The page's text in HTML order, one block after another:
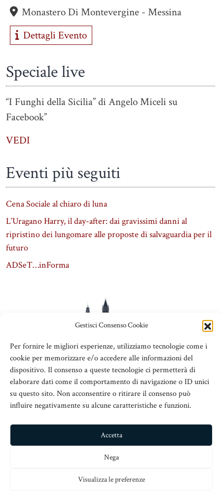
Gestisci Consenso Cookie
Per fornire le migliori esperienze, utilizziamo tecnologie come i
cookie per memorizzare e/o accedere alle informazioni del
dispositivo. Il consenso a queste tecnologie ci permetterà di
elaborare dati come il comportamento di navigazione o ID unici
su questo sito. Non acconsentire o ritirare il consenso può
influire negativamente su alcune caratteristiche e funzioni.
Accetta
Nega
Visualizza le preferenze
Monastero Di Montevergine - Messina
Dettagli Evento
Speciale live
“I Funghi della Sicilia” di Angelo Miceli su
Facebook”
VEDI
Eventi più seguiti
Cena Sociale al chiaro di luna
L’Uragano Harry, il day-after: dai gravissimi danni al
ripristino dei lungomare alle proposte di salvaguardia per il
futuro
ADSeT…inForma
ADSeT
© 2016 Associazione Dirigenti Scolastici e Territorio
V.le San Martino Is. 89, c/o Chiesa San Nicolò all’Arcivescovado,
– C.Fisc: 97113110833
Sito realizzato dawww.iteranea.it